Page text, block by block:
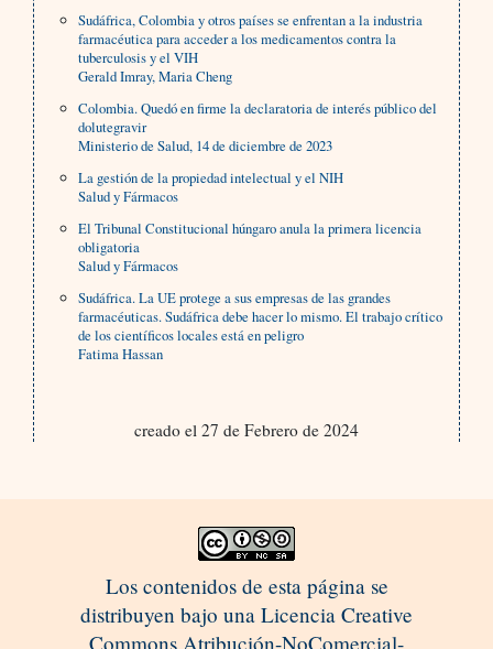
Sudáfrica, Colombia y otros países se enfrentan a la industria
farmacéutica para acceder a los medicamentos contra la
tuberculosis y el VIH
Gerald Imray, Maria Cheng
Colombia. Quedó en firme la declaratoria de interés público del
dolutegravir
Ministerio de Salud, 14 de diciembre de 2023
La gestión de la propiedad intelectual y el NIH
Salud y Fármacos
El Tribunal Constitucional húngaro anula la primera licencia
obligatoria
Salud y Fármacos
Sudáfrica. La UE protege a sus empresas de las grandes
farmacéuticas. Sudáfrica debe hacer lo mismo. El trabajo crítico
de los científicos locales está en peligro
Fatima Hassan
creado el 27 de Febrero de 2024
Los contenidos de esta página se
distribuyen bajo una Licencia Creative
Commons Atribución-NoComercial-